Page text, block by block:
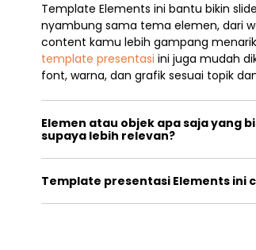
Template Elements ini bantu bikin
nyambung sama tema elemen, dari
content kamu lebih gampang
template presentasi ini juga mudah
font, warna, dan grafik sesuai topik
Elemen atau objek apa saja yang
supaya lebih relevan?
Template presentasi Elements ini